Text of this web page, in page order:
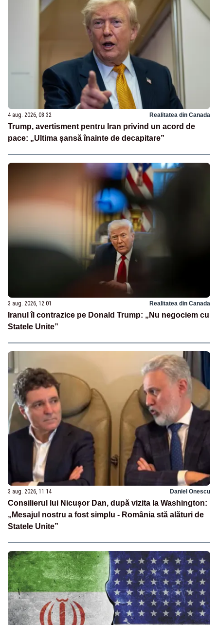
4 aug. 2026, 08:32 Realitatea din Canada
Trump, avertisment pentru Iran privind un acord de
pace: „Ultima șansă înainte de decapitare”
3 aug. 2026, 12:01 Realitatea din Canada
Iranul îl contrazice pe Donald Trump: „Nu negociem cu
Statele Unite”
3 aug. 2026, 11:14 Daniel Onescu
Consilierul lui Nicușor Dan, după vizita la Washington:
„Mesajul nostru a fost simplu - România stă alături de
Statele Unite”